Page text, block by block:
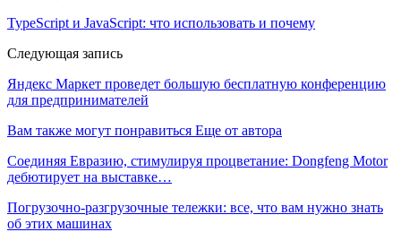
TypeScript и JavaScript: что использовать и почему
Следующая запись
Яндекс Маркет проведет большую бесплатную конференцию
для предпринимателей
Вам также могут понравиться Еще от автора
Соединяя Евразию, стимулируя процветание: Dongfeng Motor
дебютирует на выставке…
Погрузочно-разгрузочные тележки: все, что вам нужно знать
об этих машинах